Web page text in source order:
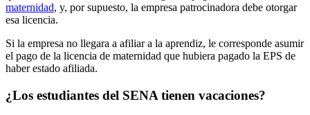
maternidad, y, por supuesto, la empresa patrocinadora debe otorgar
esa licencia.
Si la empresa no llegara a afiliar a la aprendiz, le corresponde asumir
el pago de la licencia de maternidad que hubiera pagado la EPS de
haber estado afiliada.
¿Los estudiantes del SENA tienen vacaciones?